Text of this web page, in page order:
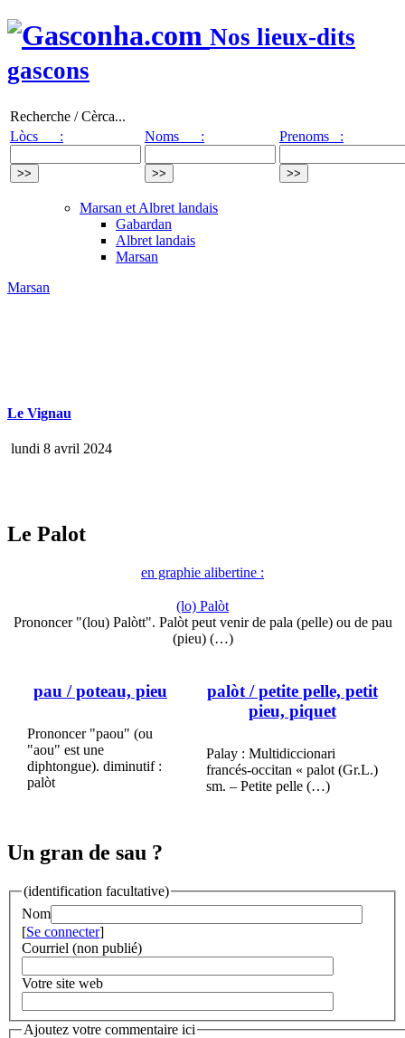
Nos lieux-dits
gascons
Recherche / Cèrca...
Lòcs :
Noms : Prenoms :
Marsan et Albret landais
Gabardan
Albret landais
Marsan
Marsan
Le Vignau
lundi 8 avril 2024
Le Palot
en graphie alibertine :
(lo) Palòt
Prononcer "(lou) Palòtt". Palòt peut venir de pala (pelle) ou de pau
(pieu) (…)
pau / poteau, pieu
Prononcer "paou" (ou
"aou" est une
diphtongue). diminutif :
palòt
palòt/ petite pelle, petit
pieu, piquet
Palay : Multidiccionari
francés-occitan « palot (Gr.L.)
sm. – Petite pelle (…)
Un gran de sau ?
(identification facultative)
Nom
[Se connecter]
Courriel (non publié)
Votre site web
Ajoutez votre commentaire ici